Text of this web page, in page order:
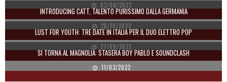
03/08/2023
INTRODUCING CATT, TALENTO PURISSIMO DALLA GERMANIA
28/10/2022
LUST FOR YOUTH: TRE DATE IN ITALIA PER IL DUO ELETTRO POP
27/09/2022
SI TORNA AL MAGNOLIA: STASERA BOY PABLO E SOUNDCLASH
11/03/2022